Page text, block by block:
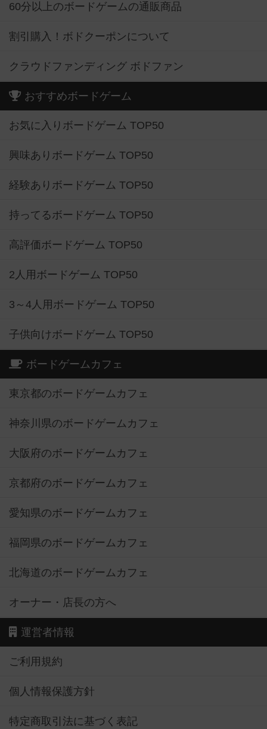
60分以上のボードゲームの通販商品
割引購入！ボドクーポンについて
クラウドファンディング ボドファン
おすすめボードゲーム
お気に入りボードゲーム TOP50
興味ありボードゲーム TOP50
経験ありボードゲーム TOP50
持ってるボードゲーム TOP50
高評価ボードゲーム TOP50
2人用ボードゲーム TOP50
3～4人用ボードゲーム TOP50
子供向けボードゲーム TOP50
ボードゲームカフェ
東京都のボードゲームカフェ
神奈川県のボードゲームカフェ
大阪府のボードゲームカフェ
京都府のボードゲームカフェ
愛知県のボードゲームカフェ
福岡県のボードゲームカフェ
北海道のボードゲームカフェ
オーナー・店長の方へ
運営者情報
ご利用規約
個人情報保護方針
特定商取引法に基づく表記